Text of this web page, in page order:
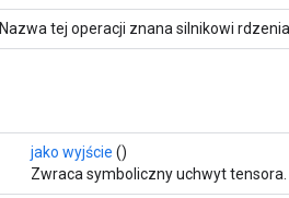
Nazwa tej operacji znana silnikowi
jako wyjście ()
Zwraca symboliczny uchwyt tensora.